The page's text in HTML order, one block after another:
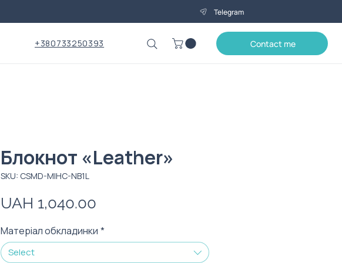
Telegram
+380733250393 Contact me
Блокнот «Leather»
SKU: CSMD-MIHC-NB1L
UAH 1,040.00Price
Матеріал обкладинки *
Select